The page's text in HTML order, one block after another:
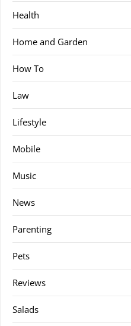
Health
Home and Garden
How To
Law
Lifestyle
Mobile
Music
News
Parenting
Pets
Reviews
Salads